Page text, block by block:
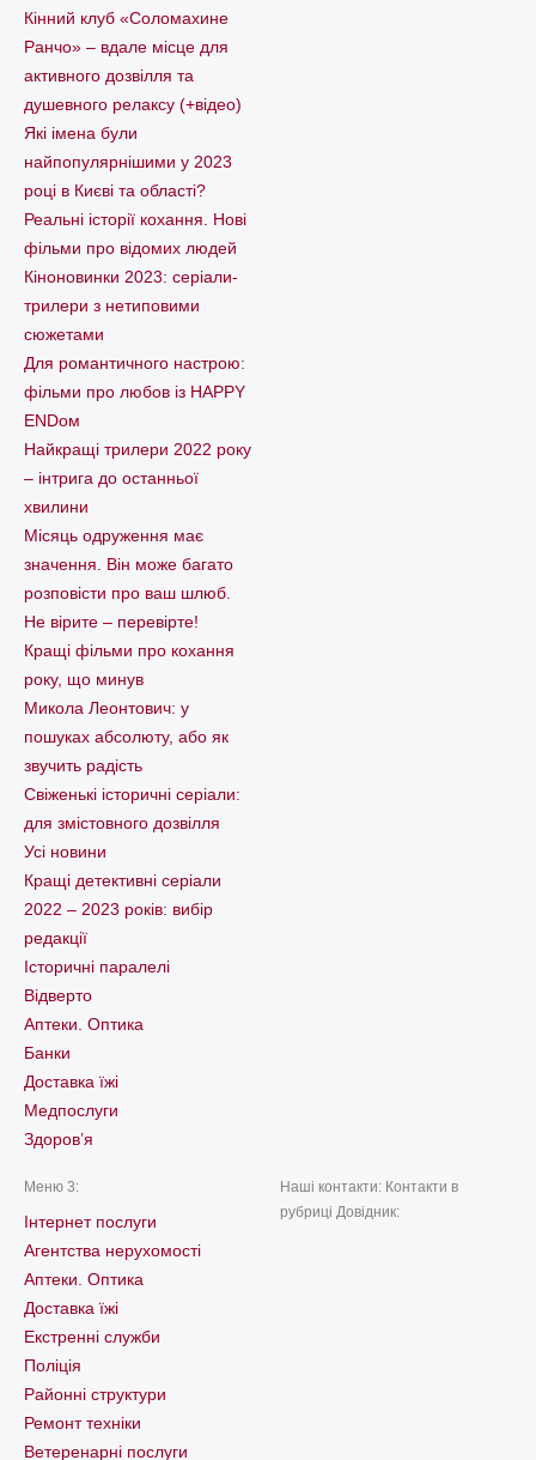
Кінний клуб «Соломахине
Ранчо» – вдале місце для
активного дозвілля та
душевного релаксу (+відео)
Які імена були
найпопулярнішими у 2023
році в Києві та області?
Реальні історії кохання. Нові
фільми про відомих людей
Кіноновинки 2023: серіали-
трилери з нетиповими
сюжетами
Для романтичного настрою:
фільми про любов із HAPPY
ENDом
Найкращі трилери 2022 року
– інтрига до останньої
хвилини
Місяць одруження має
значення. Він може багато
розповісти про ваш шлюб.
Не вірите – перевірте!
Кращі фільми про кохання
року, що минув
Микола Леонтович: у
пошуках абсолюту, або як
звучить радість
Свіженькі історичні серіали:
для змістовного дозвілля
Усі новини
Кращі детективні серіали
2022 – 2023 років: вибір
редакції
Історичні паралелі
Відверто
Аптеки. Оптика
Банки
Доставка їжі
Медпослуги
Здоров’я
Меню 3:
Інтернет послуги
Агентства нерухомості
Аптеки. Оптика
Доставка їжі
Екстренні служби
Поліція
Районні структури
Ремонт техніки
Ветеренарні послуги
Наші контакти: Контакти в
рубриці Довідник: